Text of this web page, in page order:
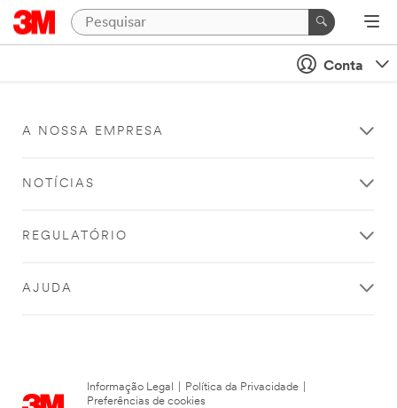
Conta
A NOSSA EMPRESA
NOTÍCIAS
REGULATÓRIO
AJUDA
Informação Legal Política da Privacidade
Preferências de cookies